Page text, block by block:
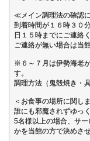
≪メイン調理法の確認
到着時間が１６時３０
日１５時までにご連絡
ご連絡が無い場合は当
※６～７月は伊勢海老
す。
調理方法（鬼殻焼き・
＜お食事の場所に関し
誰にも邪魔されずゆっ
5名様以上の場合、サ
かを当館の方で決めさ